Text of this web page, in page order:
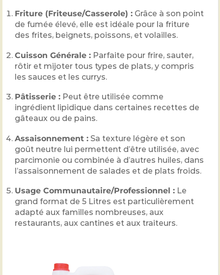
Friture (Friteuse/Casserole) : Grâce à son point
de fumée élevé, elle est idéale pour la friture
des frites, beignets, poissons, et volailles.
Cuisson Générale : Parfaite pour frire, sauter,
rôtir et mijoter tous types de plats, y compris
les sauces et les currys.
Pâtisserie : Peut être utilisée comme
ingrédient lipidique dans certaines recettes de
gâteaux ou de pains.
Assaisonnement : Sa texture légère et son
goût neutre lui permettent d’être utilisée, avec
parcimonie ou combinée à d’autres huiles, dans
l’assaisonnement de salades et de plats froids.
Usage Communautaire/Professionnel : Le
grand format de 5 Litres est particulièrement
adapté aux familles nombreuses, aux
restaurants, aux cantines et aux traiteurs.